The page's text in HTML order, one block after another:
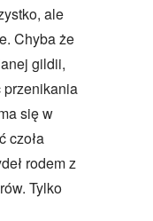
ale
Chyba że
gildii,
przenikania
się w
czoła
rodem z
Tylko